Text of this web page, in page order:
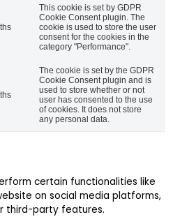
This cookie is set by GDPR
Cookie Consent plugin. The
cookie is used to store the user
consent for the cookies in the
category "Performance".
The cookie is set by the GDPR
Cookie Consent plugin and is
used to store whether or not
user has consented to the use
of cookies. It does not store
any personal data.
certain functionalities like
on social media platforms,
third-party features.